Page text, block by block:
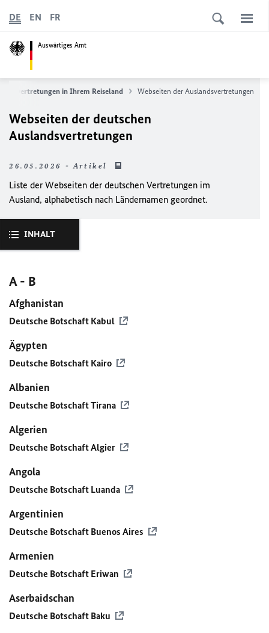
Auswärtiges Amt
DE EN FR
in Ihrem Reiseland Webseiten der Auslandsvertretungen
Webseiten der deutschen
Auslandsvertretungen
26.05.2026 - Artikel
Liste der Webseiten der deutschen Vertretungen im
Ausland, alphabetisch nach Ländernamen geordnet.
INHALT
A - B
Afghanistan
Deutsche Botschaft Kabul
Ägypten
Deutsche Botschaft Kairo
Albanien
Deutsche Botschaft Tirana
Algerien
Deutsche Botschaft Algier
Angola
Deutsche Botschaft Luanda
Argentinien
Deutsche Botschaft Buenos Aires
Armenien
Deutsche Botschaft Eriwan
Aserbaidschan
Deutsche Botschaft Baku